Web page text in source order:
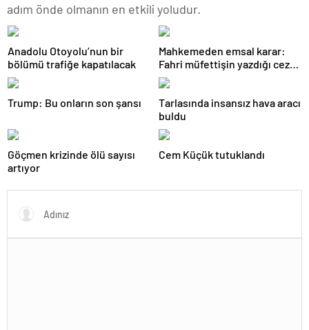
adım önde olmanın en etkili yoludur.
Anadolu Otoyolu’nun bir
bölümü trafiğe kapatılacak
Mahkemeden emsal karar:
Fahri müfettişin yazdığı ceza
iptal edildi
Trump: Bu onların son şansı
Tarlasında insansız hava aracı
buldu
Göçmen krizinde ölü sayısı
artıyor
Cem Küçük tutuklandı